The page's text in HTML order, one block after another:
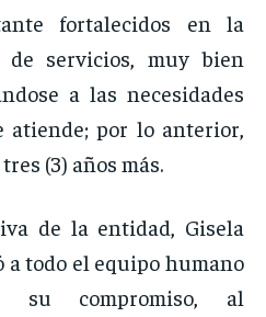
fortalecidos en la
servicios, muy bien
a las necesidades
atiende; por lo anterior,
(3) años más.
de la entidad, Gisela
a todo el equipo humano
su compromiso, al